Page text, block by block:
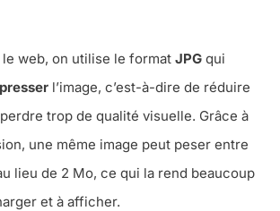
web, on utilise le format JPG qui
l’image, c’est-à-dire de réduire
trop de qualité visuelle. Grâce à
une même image peut peser entre
lieu de 2 Mo, ce qui la rend beaucoup
et à afficher.